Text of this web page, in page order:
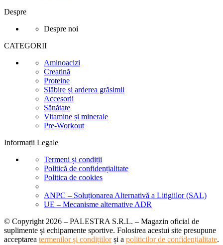
Despre
Despre noi
CATEGORII
Aminoacizi
Creatină
Proteine
Slăbire și arderea grăsimii
Accesorii
Sănătate
Vitamine și minerale
Pre-Workout
Informații Legale
Termeni și condiții
Politică de confidențialitate
Politica de cookies
ANPC – Soluționarea Alternativă a Litigiilor (SAL)
UE – Mecanisme alternative ADR
© Copyright 2026 – PALESTRA S.R.L. – Magazin oficial de
suplimente și echipamente sportive. Folosirea acestui site presupune
acceptarea termenilor și condițiilorși a politicilor de confidențialitate.